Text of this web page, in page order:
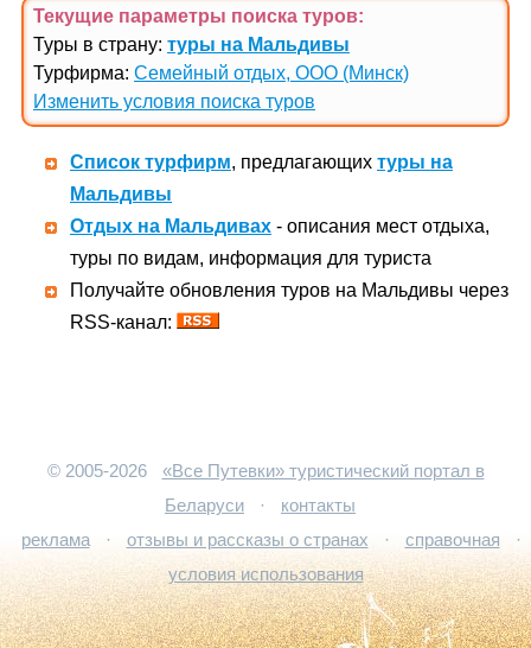
Текущие параметры поиска туров:
Туры в страну: туры на Мальдивы
Турфирма: Семейный отдых, ООО (Минск)
Изменить условия поиска туров
Список турфирм, предлагающих туры на
Мальдивы
Отдых на Мальдивах - описания мест отдыха,
туры по видам, информация для туриста
Получайте обновления туров на Мальдивы через
RSS-канал:
© 2005-2026
«Все Путевки» туристический портал в
Беларуси
·
контакты
реклама
· отзывы и рассказы о странах · справочная
·
условия использования